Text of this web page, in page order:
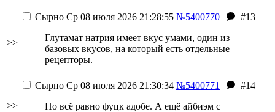
>>
Сырно Ср 08 июля 2026 21:28:55 №5400770
#13
Глутамат натрия имеет вкус умами, один из
базовых вкусов, на который есть отдельные
рецепторы.
>>
Сырно Ср 08 июля 2026 21:30:34 №5400771
#14
Но всё равно фуцк адобе. А ещё айбиэм с